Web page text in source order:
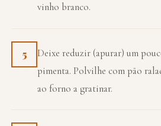
vinho branco.
5
Deixe reduzir (apurar) um
pimenta. Polvilhe com pão
ao forno a gratinar.